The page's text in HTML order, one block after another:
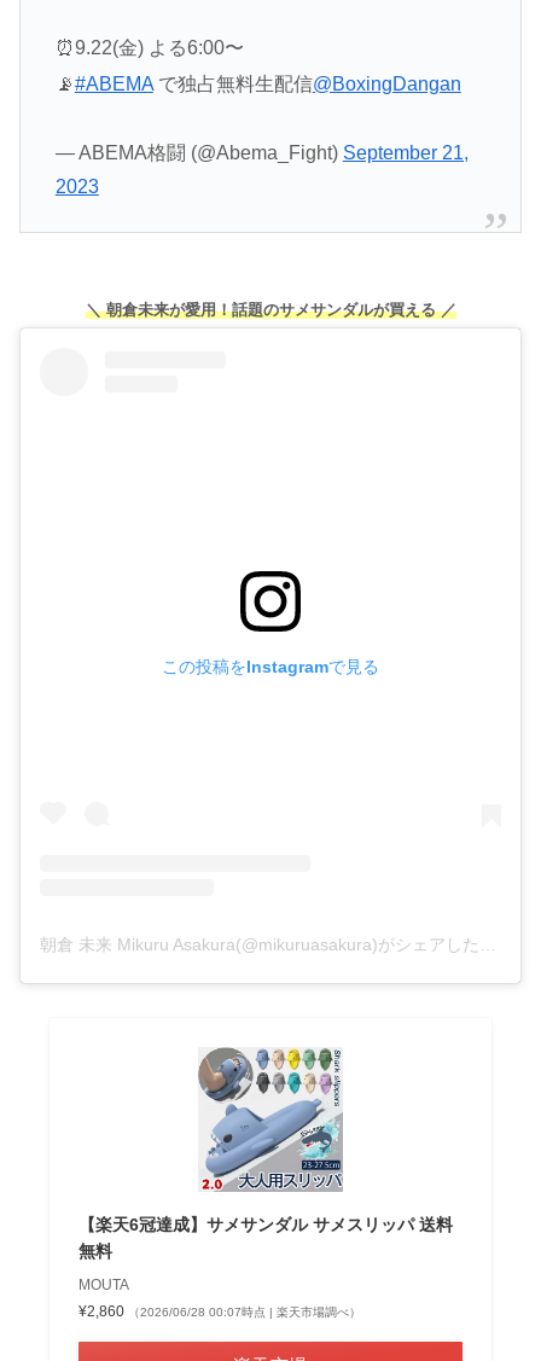
⏰9.22(金) よる6:00〜
📡#ABEMAで独占無料生配信@BoxingDangan
— ABEMA格闘 (@Abema_Fight) September 21,
2023
＼ 朝倉未来が愛用！話題のサメサンダルが買える ／
この投稿をInstagramで見る
朝倉 未来 Mikuru Asakura(@mikuruasakura)がシェアした投稿
【楽天6冠達成】サメサンダル サメスリッパ 送料
無料
MOUTA
¥2,860
（2026/06/28 00:07時点 | 楽天市場調べ）